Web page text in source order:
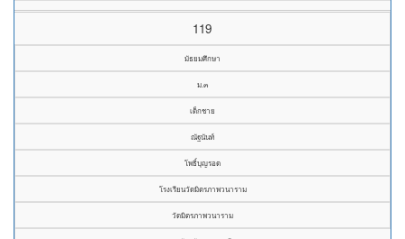
119
มัธยมศึกษา
ม.๓
เด็กชาย
ณัฐนันท์
โพธิ์บุญรอด
โรงเรียนวัดมิตรภาพวนาราม
วัดมิตรภาพวนาราม